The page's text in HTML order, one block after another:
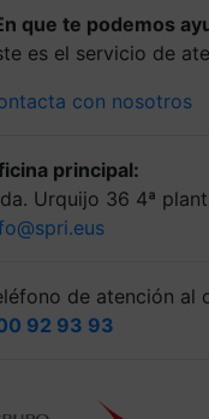
que te podemos
es el servicio de
con nosotros
principal:
Urquijo 36 4ª
de atención al
92 93 93